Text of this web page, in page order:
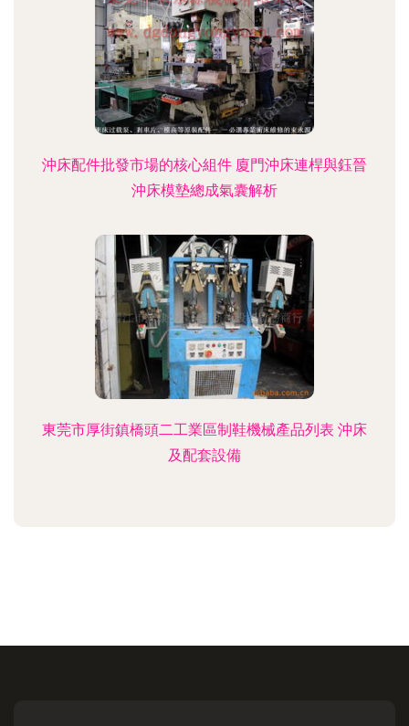
沖床配件批發市場的核心組件 廈門沖床連桿與鈺晉
沖床模墊總成氣囊解析
東莞市厚街鎮橋頭二工業區制鞋機械產品列表 沖床
及配套設備